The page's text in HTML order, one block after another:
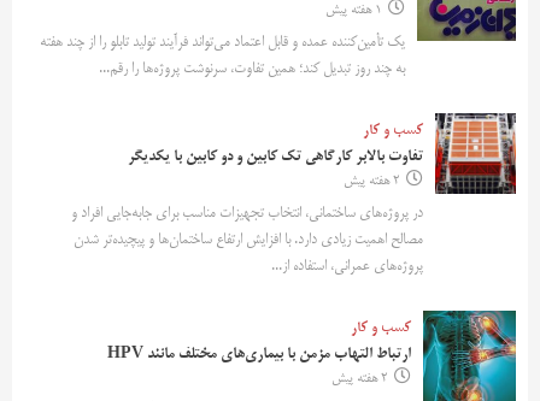
1 هفته پیش
یک تأمین‌کننده عمده و قابل اعتماد می‌تواند فرآیند تولید تابلو را از چند هفته
به چند روز تبدیل کند؛ همین تفاوت، سرنوشت پروژه‌ها را رقم...
کسب و کار
تفاوت بالابر کارگاهی تک کابین و دو کابین با یکدیگر
2 هفته پیش
در پروژه‌های ساختمانی، انتخاب تجهیزات مناسب برای جابه‌جایی افراد و
مصالح اهمیت زیادی دارد. با افزایش ارتفاع ساختمان‌ها و پیچیده‌تر شدن
پروژه‌های عمرانی، استفاده از...
کسب و کار
ارتباط التهاب مزمن با بیماری‌های مختلف مانند HPV
2 هفته پیش